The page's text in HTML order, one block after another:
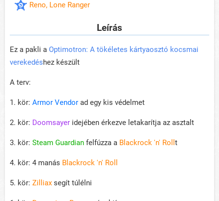
Reno, Lone Ranger
Leírás
Ez a pakli a Optimotron: A tökéletes kártyaosztó kocsmai
verekedéshez készült
A terv:
1. kör: Armor Vendor ad egy kis védelmet
2. kör: Doomsayer idejében érkezve letakarítja az asztalt
3. kör: Steam Guardian felfúzza a Blackrock 'n' Roll t
4. kör: 4 manás Blackrock 'n' Roll
5. kör: Zilliax segít túlélni